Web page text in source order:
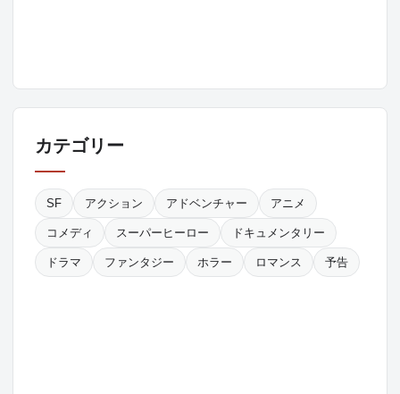
カテゴリー
SF アクション アドベンチャー アニメ
コメディ スーパーヒーロー ドキュメンタリー
ドラマ ファンタジー ホラー ロマンス 予告